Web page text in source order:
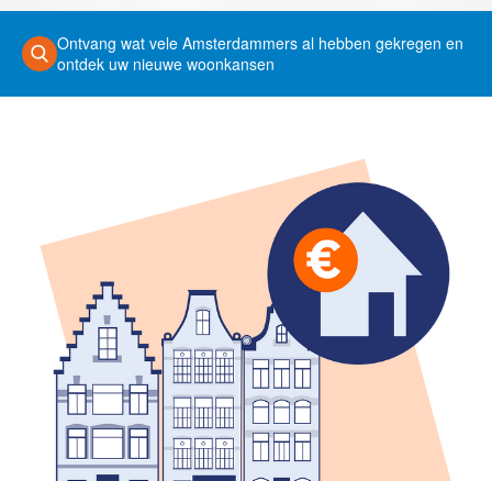
Ontvang wat vele Amsterdammers al hebben gekregen en
ontdek uw nieuwe woonkansen